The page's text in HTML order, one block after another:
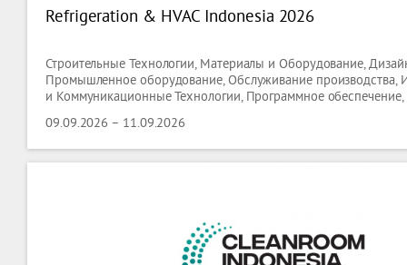
Refrigeration & HVAC Indonesia 2026
Строительные Технологии, Материалы и Оборудование,
Промышленное оборудование, Обслуживание
и Коммуникационные Технологии, Программное обеспечение,
09.09.2026 – 11.09.2026